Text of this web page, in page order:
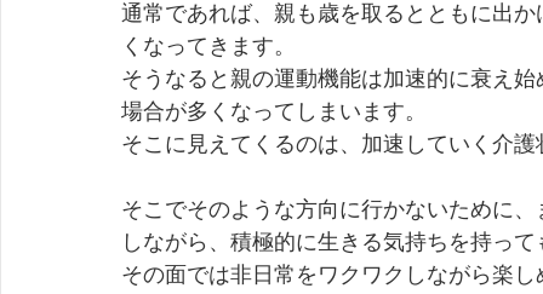
通常であれば、親も歳を取るとともに出
くなってきます。
そうなると親の運動機能は加速的に衰え
場合が多くなってしまいます。
そこに見えてくるのは、加速していく介
そこでそのような方向に行かないために
しながら、積極的に生きる気持ちを持っ
その面では非日常をワクワクしながら楽